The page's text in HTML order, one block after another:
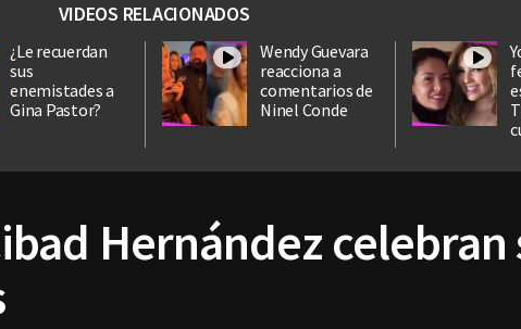
VIDEOS RELACIONADOS
¿Le recuerdan
sus
enemistades a
Gina Pastor?
Wendy Guevara
reacciona a
comentarios de
Ninel Conde
Hernández celebran